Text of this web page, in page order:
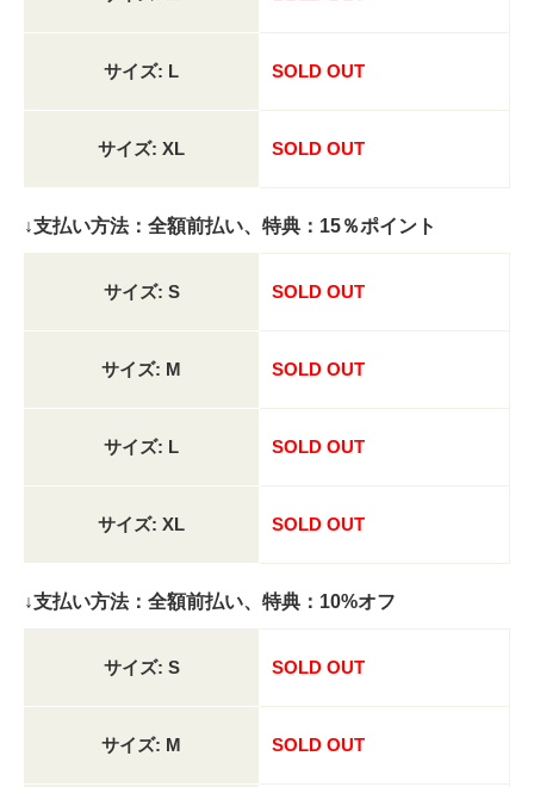
サイズ: L SOLD OUT
サイズ: XL SOLD OUT
↓支払い方法：全額前払い、特典：15％ポイント
サイズ: S SOLD OUT
サイズ: M SOLD OUT
サイズ: L SOLD OUT
サイズ: XL SOLD OUT
↓支払い方法：全額前払い、特典：10%オフ
サイズ: S SOLD OUT
サイズ: M SOLD OUT